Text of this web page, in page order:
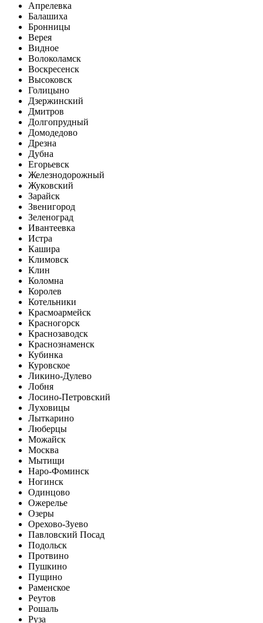
Апрелевка
Балашиха
Бронницы
Верея
Видное
Волоколамск
Воскресенск
Высоковск
Голицыно
Дзержинский
Дмитров
Долгопрудный
Домодедово
Дрезна
Дубна
Егорьевск
Железнодорожный
Жуковский
Зарайск
Звенигород
Зеленоград
Ивантеевка
Истра
Кашира
Климовск
Клин
Коломна
Королев
Котельники
Красмоармейск
Красногорск
Краснозаводск
Краснознаменск
Кубинка
Куровское
Ликино-Дулево
Лобня
Лосино-Петровский
Луховицы
Лыткарино
Люберцы
Можайск
Москва
Мытищи
Наро-Фоминск
Ногинск
Одинцово
Ожерелье
Озеры
Орехово-Зуево
Павловский Посад
Подольск
Протвино
Пушкино
Пущино
Раменское
Реутов
Рошаль
Руза